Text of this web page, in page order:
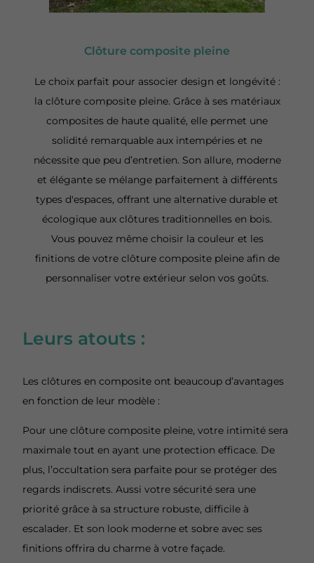
Clôture composite pleine
Le choix parfait pour associer design et longévité :
la clôture composite pleine. Grâce à ses matériaux
composites de haute qualité, elle permet une
solidité remarquable aux intempéries et ne
nécessite que peu d’entretien. Son allure, moderne
et élégante se mélange parfaitement à différents
types d'espaces, offrant une alternative durable et
écologique aux clôtures traditionnelles en bois.
Vous pouvez même choisir la couleur et les
finitions de votre clôture composite pleine afin de
personnaliser votre extérieur selon vos goûts.
Leurs atouts :
Les clôtures en composite ont beaucoup d’avantages
en fonction de leur modèle :
Pour une clôture composite pleine, votre intimité sera
maximale tout en ayant une protection efficace. De
plus, l’occultation sera parfaite pour se protéger des
regards indiscrets. Aussi votre sécurité sera une
priorité grâce à sa structure robuste, difficile à
escalader. Et son look moderne et sobre avec ses
finitions offrira du charme à votre façade.